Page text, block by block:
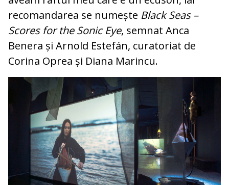
recomandarea se numește Black Seas –
Scores for the Sonic Eye, semnat Anca
Benera și Arnold Estefán, curatoriat de
Corina Oprea și Diana Marincu.